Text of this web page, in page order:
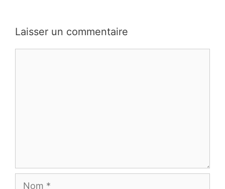
Laisser un commentaire
Nom